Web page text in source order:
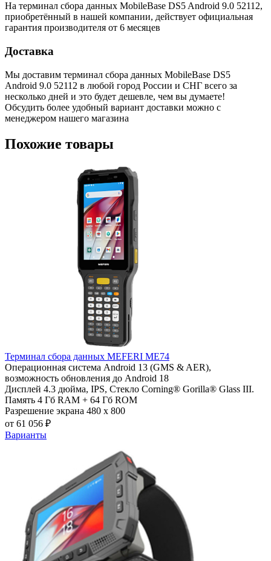
На терминал сбора данных MobileBase DS5 Android 9.0 52112,
приобретённый в нашей компании, действует официальная
гарантия производителя от 6 месяцев
Доставка
Мы доставим терминал сбора данных MobileBase DS5
Android 9.0 52112 в любой город России и СНГ всего за
несколько дней и это будет дешевле, чем вы думаете!
Обсудить более удобный вариант доставки можно с
менеджером нашего магазина
Похожие товары
Терминал сбора данных MEFERI ME74
Операционная система Android 13 (GMS & AER),
возможность обновления до Android 18
Дисплей 4.3 дюйма, IPS, Стекло Corning® Gorilla® Glass III.
Память 4 Гб RAM + 64 Гб ROM
Разрешение экрана 480 x 800
от 61 056 ₽
Варианты